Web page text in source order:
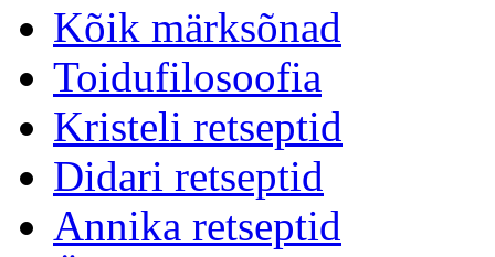
Kõik märksõnad
Toidufilosoofia
Kristeli retseptid
Didari retseptid
Annika retseptid